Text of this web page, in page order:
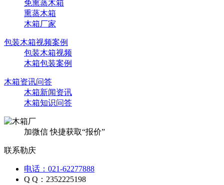
免熏蒸木箱
熏蒸木箱
木箱厂家
包装木箱视频案例
包装木箱视频
木箱包装案例
木箱资讯问答
木箱新闻资讯
木箱知识问答
加微信 快捷获取“报价”
联系勒庆
电话：021-62277888
Q Q：2352225198